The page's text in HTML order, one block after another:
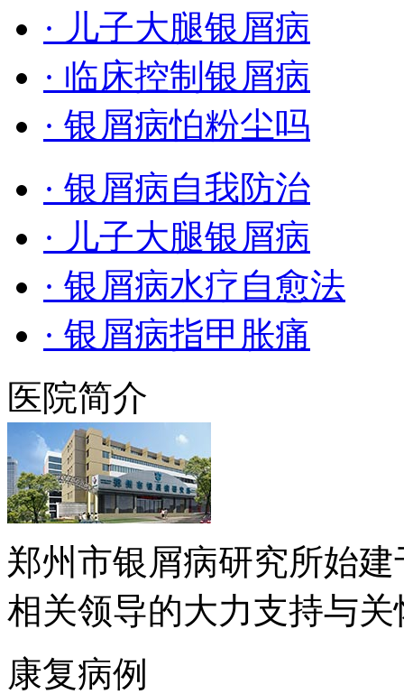
· 儿子大腿银屑病
· 临床控制银屑病
· 银屑病怕粉尘吗
· 银屑病自我防治
· 儿子大腿银屑病
· 银屑病水疗自愈法
· 银屑病指甲胀痛
医院简介
郑州市银屑病研究所始
相关领导的大力支持与
康复病例